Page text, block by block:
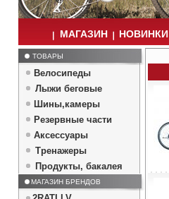
МАГАЗИН НОВИНКИ
ТОВАРЫ
Велосипеды
Лыжи беговые
Шины,камеры
Резервные части
Аксессуары
Тренажеры
Продукты, бакалея
МАГАЗИН БРЕНДОВ